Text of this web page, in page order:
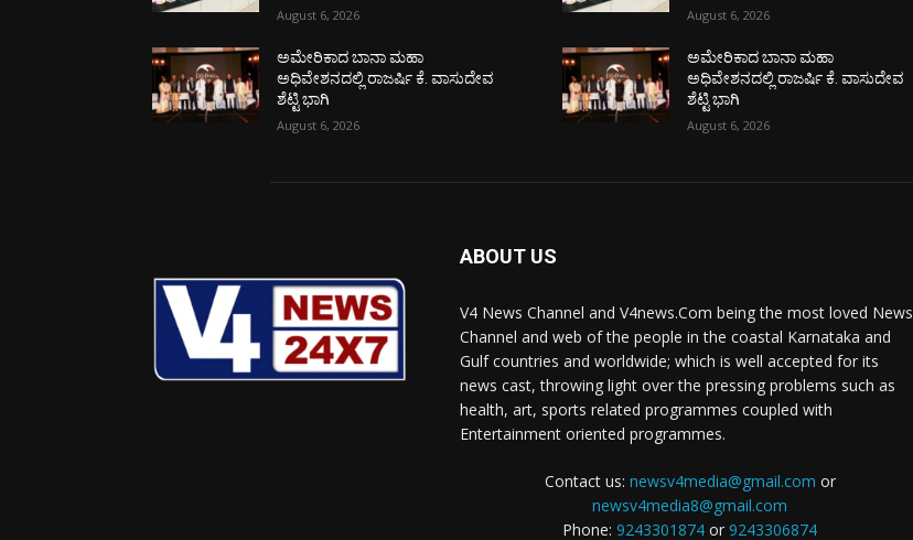
August 6, 2026
ಅಮೇರಿಕಾದ ಬಾನಾ ಮಹಾ
ಅಧಿವೇಶನದಲ್ಲಿ ರಾಜರ್ಷಿ ಕೆ. ವಾಸುದೇವ
ಶೆಟ್ಟಿ ಭಾಗಿ
August 6, 2026
August 6, 2026
ಅಮೇರಿಕಾದ ಬಾನಾ ಮಹಾ
ಅಧಿವೇಶನದಲ್ಲಿ ರಾಜರ್ಷಿ ಕೆ. ವಾಸುದೇವ
ಶೆಟ್ಟಿ ಭಾಗಿ
August 6, 2026
ABOUT US
V4 News Channel and V4news.Com being the most loved News
Channel and web of the people in the coastal Karnataka and
Gulf countries and worldwide; which is well accepted for its
news cast, throwing light over the pressing problems such as
health, art, sports related programmes coupled with
Entertainment oriented programmes.
Contact us: newsv4media@gmail.com or
newsv4media8@gmail.com
Phone: 9243301874 or 9243306874